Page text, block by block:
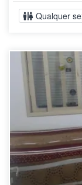
Qualquer